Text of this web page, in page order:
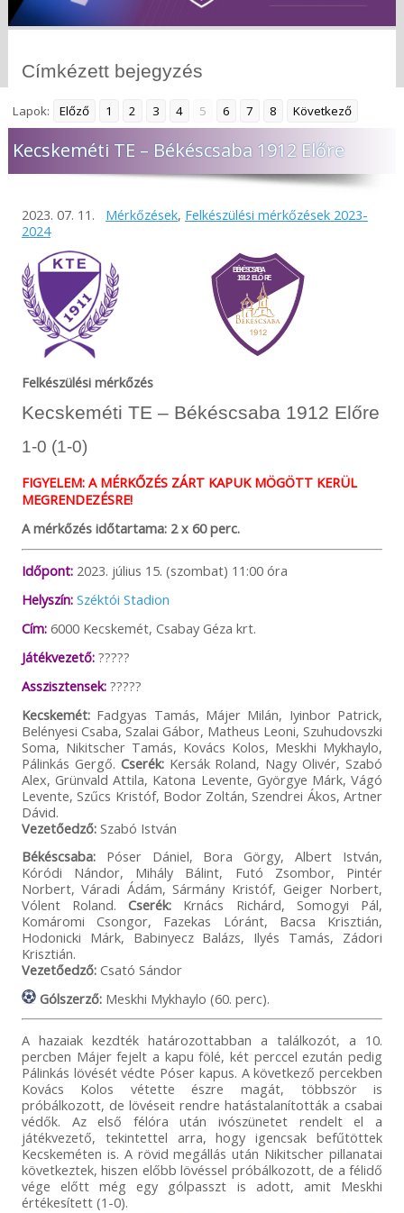
Címkézett bejegyzés
Lapok: Előző 1 2 3 4 5 6 7 8 Következő
Kecskeméti TE – Békéscsaba 1912 Előre
2023. 07. 11. Mérkőzések, Felkészülési mérkőzések 2023-
2024
Felkészülési mérkőzés
Kecskeméti TE – Békéscsaba 1912 Előre
1-0 (1-0)
FIGYELEM: A MÉRKŐZÉS ZÁRT KAPUK MÖGÖTT KERÜL
MEGRENDEZÉSRE!
A mérkőzés időtartama: 2 x 60 perc.
Időpont:2023. július 15. (szombat) 11:00 óra
Helyszín: Széktói Stadion
Cím:6000 Kecskemét, Csabay Géza krt.
Játékvezető:?????
Asszisztensek:?????
Kecskemét:Fadgyas Tamás, Májer Milán, Iyinbor Patrick,
Belényesi Csaba, Szalai Gábor, Matheus Leoni, Szuhudovszki
Soma, Nikitscher Tamás, Kovács Kolos, Meskhi Mykhaylo,
Pálinkás Gergő. Cserék:Kersák Roland, Nagy Olivér, Szabó
Alex, Grünvald Attila, Katona Levente, Györgye Márk, Vágó
Levente, Szűcs Kristóf, Bodor Zoltán, Szendrei Ákos, Artner
Dávid.
Vezetőedző:Szabó István
Békéscsaba:Póser Dániel, Bora Görgy, Albert István,
Kóródi Nándor, Mihály Bálint, Futó Zsombor, Pintér
Norbert, Váradi Ádám, Sármány Kristóf, Geiger Norbert,
Vólent Roland.Cserék: Krnács Richárd, Somogyi Pál,
Komáromi Csongor, Fazekas Lóránt, Bacsa Krisztián,
Hodonicki Márk, Babinyecz Balázs, Ilyés Tamás, Zádori
Krisztián.
Vezetőedző:Csató Sándor
Gólszerző:Meskhi Mykhaylo (60. perc).
A hazaiak kezdték határozottabban a találkozót, a 10.
percben Májer fejelt a kapu fölé, két perccel ezután pedig
Pálinkás lövését védte Póser kapus. A következő percekben
Kovács Kolos vétette észre magát, többször is
próbálkozott, de lövéseit rendre hatástalanították a csabai
védők. Az első félóra után ivószünetet rendelt el a
játékvezető, tekintettel arra, hogy igencsak befűtöttek
Kecskeméten is. A rövid megállás után Nikitscher pillanatai
következtek, hiszen előbb lövéssel próbálkozott, de a félidő
vége előtt még egy gólpasszt is adott, amit Meskhi
értékesített (1-0).